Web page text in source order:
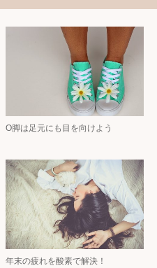
O脚は足元にも目を向けよう
年末の疲れを酸素で解決！